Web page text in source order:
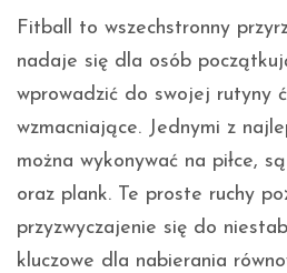
Fitball to wszechstronny
nadaje się dla osób
wprowadzić do swojej rutyny
wzmacniające. Jednymi z
można wykonywać na piłce,
oraz plank. Te proste ruchy
przyzwyczajenie się do
kluczowe dla nabierania